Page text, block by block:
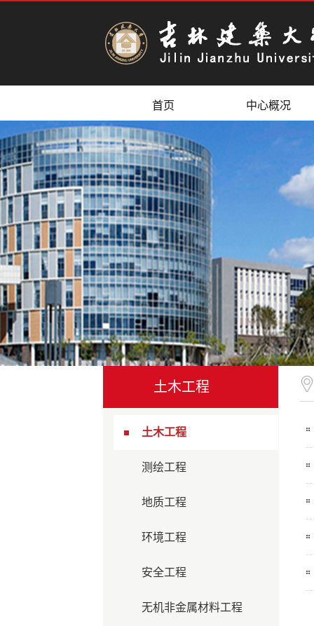
首页 中心概况
土木工程
土木工程
测绘工程
地质工程
环境工程
安全工程
无机非金属材料工程